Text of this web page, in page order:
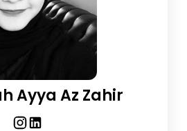
Ayya Az Zahir